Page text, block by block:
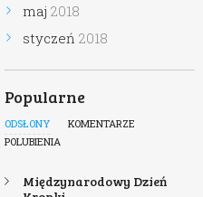
maj2018
styczeń2018
Popularne
ODSŁONY
KOMENTARZE
POLUBIENIA
Międzynarodowy Dzień